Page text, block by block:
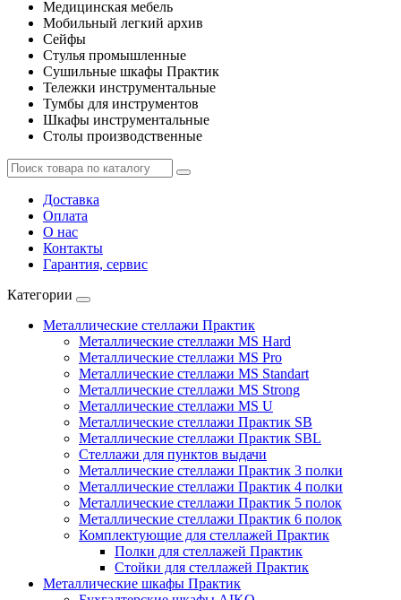
Медицинская мебель
Мобильный легкий архив
Сейфы
Стулья промышленные
Сушильные шкафы Практик
Тележки инструментальные
Тумбы для инструментов
Шкафы инструментальные
Столы производственные
Доставка
Оплата
О нас
Контакты
Гарантия, сервис
Категории
Металлические стеллажи Практик
Металлические стеллажи MS Hard
Металлические стеллажи MS Pro
Металлические стеллажи MS Standart
Металлические стеллажи MS Strong
Металлические стеллажи MS U
Металлические стеллажи Практик SB
Металлические стеллажи Практик SBL
Стеллажи для пунктов выдачи
Металлические стеллажи Практик 3 полки
Металлические стеллажи Практик 4 полки
Металлические стеллажи Практик 5 полок
Металлические стеллажи Практик 6 полок
Комплектующие для стеллажей Практик
Полки для стеллажей Практик
Стойки для стеллажей Практик
Металлические шкафы Практик